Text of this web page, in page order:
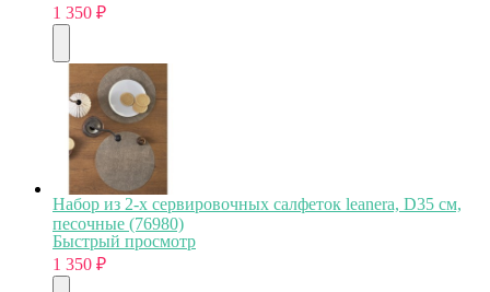
1 350 ₽
Набор из 2-х сервировочных салфеток leanera, D35 см,
песочные (76980)
Быстрый просмотр
1 350 ₽